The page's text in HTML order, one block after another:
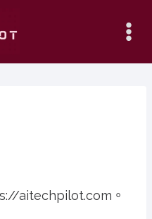
aitechpilot.com。